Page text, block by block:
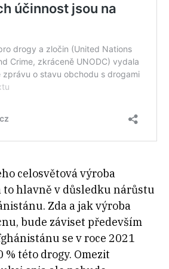
celosvětová výroba
to hlavně v důsledku nárůstu
Zda a jak výroba
bude záviset především
se v roce 2021
této drogy. Omezit